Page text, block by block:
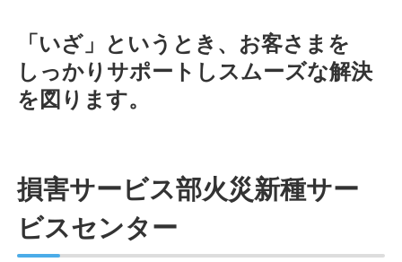
「いざ」というとき、お客さまを
しっかりサポートしスムーズな解決
を図ります。
損害サービス部火災新種サー
ビスセンター